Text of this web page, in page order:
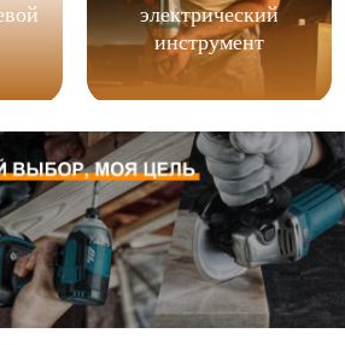
электрический
инструмент